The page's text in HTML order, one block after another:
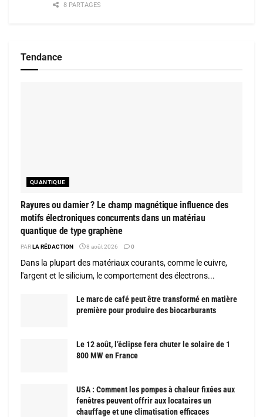
8 PARTAGES
Tendance
QUANTIQUE
Rayures ou damier ? Le champ magnétique influence des
motifs électroniques concurrents dans un matériau
quantique de type graphène
PARLA RÉDACTION 8 août 2026 0
Dans la plupart des matériaux courants, comme le cuivre,
l'argent et le silicium, le comportement des électrons...
Le marc de café peut être transformé en matière
première pour produire des biocarburants
Le 12 août, l’éclipse fera chuter le solaire de 1
800 MW en France
USA : Comment les pompes à chaleur fixées aux
fenêtres peuvent offrir aux locataires un
chauffage et une climatisation efficaces